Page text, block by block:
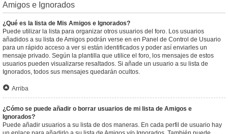
Amigos e Ignorados
¿Qué es la lista de Mis Amigos e Ignorados?
Puede utilizar la lista para organizar otros usuarios del foro. Los usuarios
añadidos a su lista de Amigos podrán verse en en Panel de Control de Usuario
para un rápido acceso a ver si están identificados y poder así enviarles un
mensaje privado. Según la plantilla que utilice el foro, los mensajes de estos
usuarios pueden visualizarse resaltados. Si añade un usuario a su lista de
Ignorados, todos sus mensajes quedarán ocultos.
Arriba
¿Cómo se puede añadir o borrar usuarios de mi lista de Amigos e
Ignorados?
Puede añadir usuarios a su lista de dos maneras. En cada perfil de usuario hay